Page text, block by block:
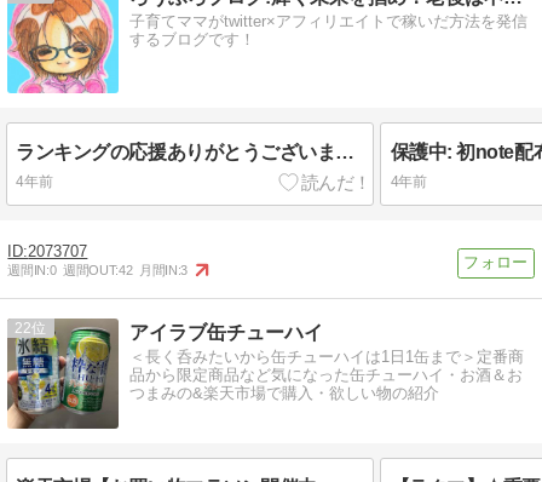
子育てママがtwitter×アフィリエイトで稼いだ方法を発信
するブログです！
ランキングの応援ありがとうございます！
4年前
保護中: 初note配
4年前
2073707
週間IN:0 週間OUT:42 月間IN:3
22 アイラブ缶チューハイ
＜長く呑みたいから缶チューハイは1日1缶まで＞定番商
品から限定商品など気になった缶チューハイ・お酒＆お
つまみの&楽天市場で購入・欲しい物の紹介